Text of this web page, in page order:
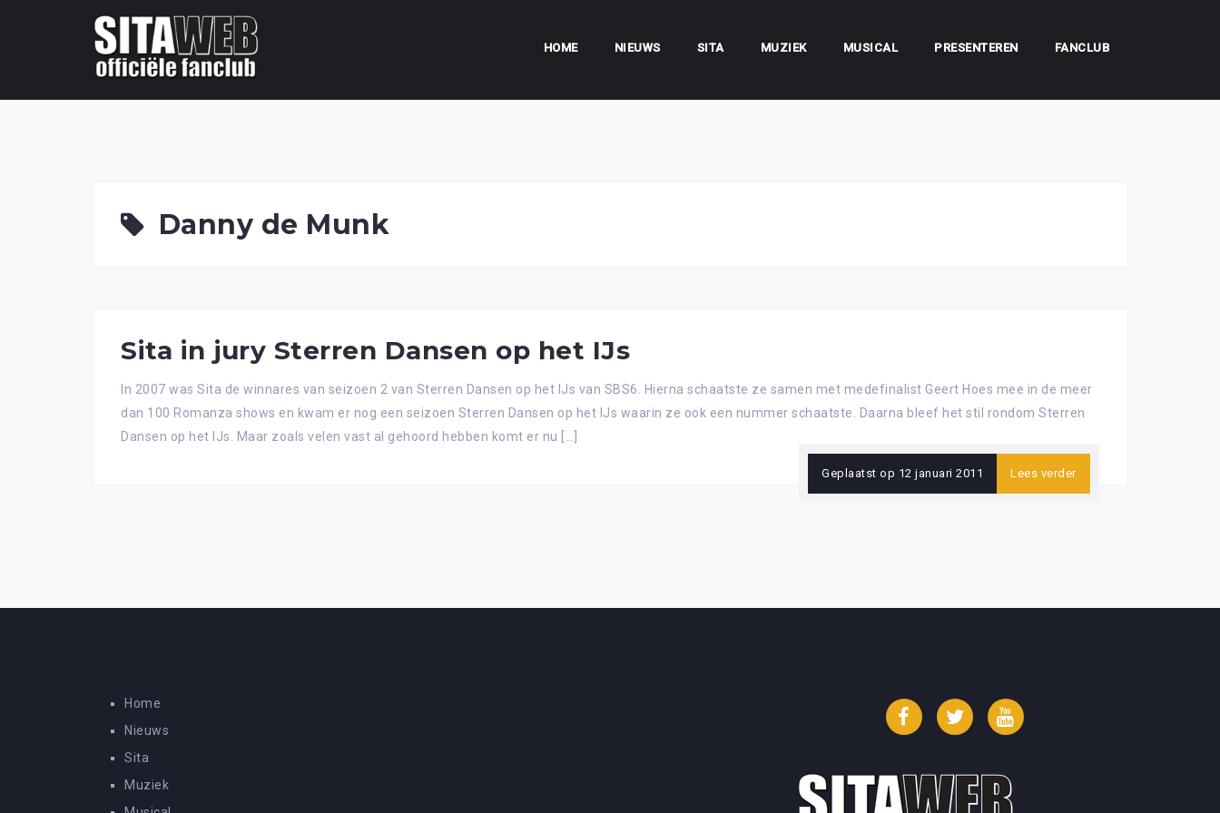
HOME NIEUWS SITA MUZIEK MUSICAL PRESENTEREN FANCLUB
Danny de Munk
Sita in jury Sterren Dansen op het IJs
In 2007 was Sita de winnares van seizoen 2 van Sterren Dansen op het IJs van SBS6. Hierna schaatste ze samen met medefinalist Geert Hoes mee in de meer
dan 100 Romanza shows en kwam er nog een seizoen Sterren Dansen op het IJs waarin ze ook een nummer schaatste. Daarna bleef het stil rondom Sterren
Dansen op het IJs. Maar zoals velen vast al gehoord hebben komt er nu […]
Geplaatst op 12 januari 2011 Lees verder
Home
Nieuws
Sita
Muziek
FacebookTwitter YouTube